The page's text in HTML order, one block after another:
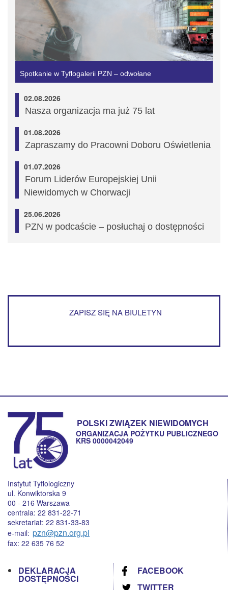
Spotkanie w Tyflogalerii PZN – odwołane
02.08.2026
Nasza organizacja ma już 75 lat
01.08.2026
Zapraszamy do Pracowni Doboru Oświetlenia
01.07.2026
Forum Liderów Europejskiej Unii
Niewidomych w Chorwacji
25.06.2026
PZN w podcaście – posłuchaj o dostępności
ZAPISZ SIĘ NA BIULETYN
POLSKI ZWIĄZEK NIEWIDOMYCH
ORGANIZACJA POŻYTKU PUBLICZNEGO
KRS 0000042049
Instytut Tyflologiczny
ul. Konwiktorska 9
00 - 216 Warszawa
centrala: 22 831-22-71
sekretariat: 22 831-33-83
e-mail: pzn@pzn.org.pl
fax: 22 635 76 52
DEKLARACJA
DOSTĘPNOŚCI
FACEBOOK
TWITTER